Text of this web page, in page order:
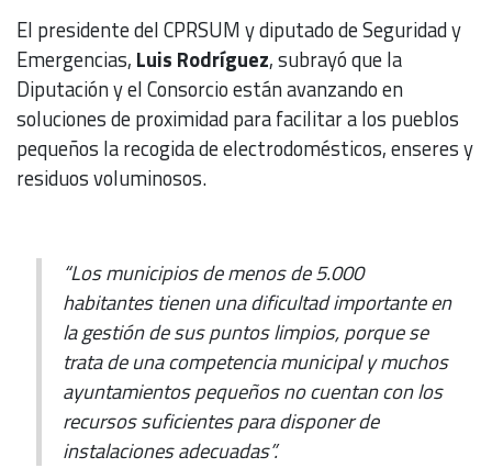
El presidente del CPRSUM y diputado de Seguridad y
Emergencias, Luis Rodríguez, subrayó que la
Diputación y el Consorcio están avanzando en
soluciones de proximidad para facilitar a los pueblos
pequeños la recogida de electrodomésticos, enseres y
residuos voluminosos.
“Los municipios de menos de 5.000
habitantes tienen una dificultad importante en
la gestión de sus puntos limpios, porque se
trata de una competencia municipal y muchos
ayuntamientos pequeños no cuentan con los
recursos suficientes para disponer de
instalaciones adecuadas”.